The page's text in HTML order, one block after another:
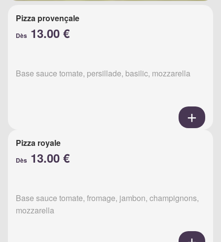
Pizza provençale
Dès 13.00 €
Base sauce tomate, persillade, basilic, mozzarella
Pizza royale
Dès 13.00 €
Base sauce tomate, fromage, jambon, champignons,
mozzarella